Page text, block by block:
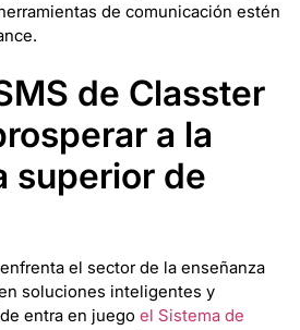
de comunicación estén
de Classter
a la
superior de
el sector de la enseñanza
soluciones inteligentes y
entra en juego el Sistema de